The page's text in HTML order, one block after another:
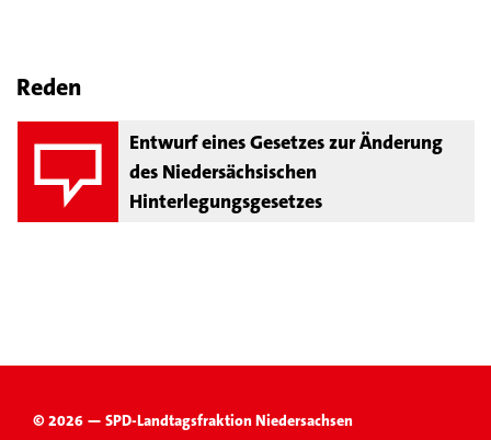
Reden
Entwurf eines Gesetzes zur Änderung
des Niedersächsischen
Hinterlegungsgesetzes
© 2026 — SPD-Landtagsfraktion Niedersachsen